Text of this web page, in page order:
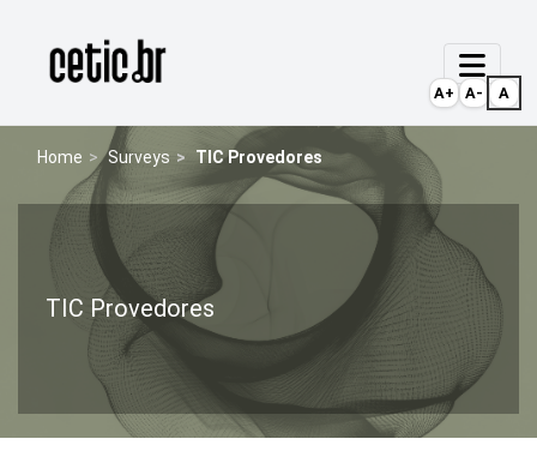
Página inicial
Home Surveys TIC Provedores
TIC Provedores
A+ A- A